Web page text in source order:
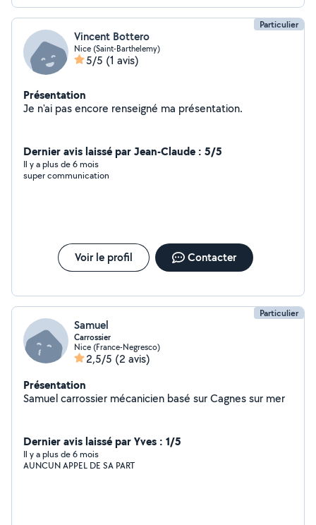
Particulier
Vincent Bottero
Nice (Saint-Barthelemy)
5/5 (1 avis)
Présentation
Je n'ai pas encore renseigné ma présentation.
Dernier avis laissé par Jean-Claude : 5/5
Il y a plus de 6 mois
super communication
Voir le profil Contacter
Particulier
Samuel
Carrossier
Nice (France-Negresco)
2,5/5 (2 avis)
Présentation
Samuel carrossier mécanicien basé sur Cagnes sur mer
Dernier avis laissé par Yves : 1/5
Il y a plus de 6 mois
AUNCUN APPEL DE SA PART